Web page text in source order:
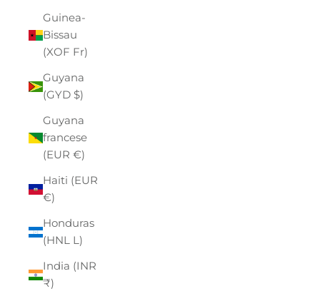
Guinea-
Bissau
(XOF Fr)
Guyana
(GYD $)
Guyana
francese
(EUR €)
Haiti (EUR
€)
Honduras
(HNL L)
India (INR
₹)